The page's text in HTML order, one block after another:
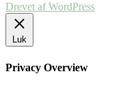
Drevet af WordPress
Luk
Privacy Overview